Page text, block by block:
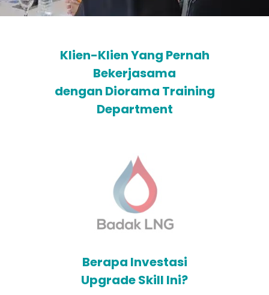
Klien-Klien Yang Pernah
Bekerjasama
dengan Diorama Training
Department
Berapa Investasi
Upgrade Skill Ini?